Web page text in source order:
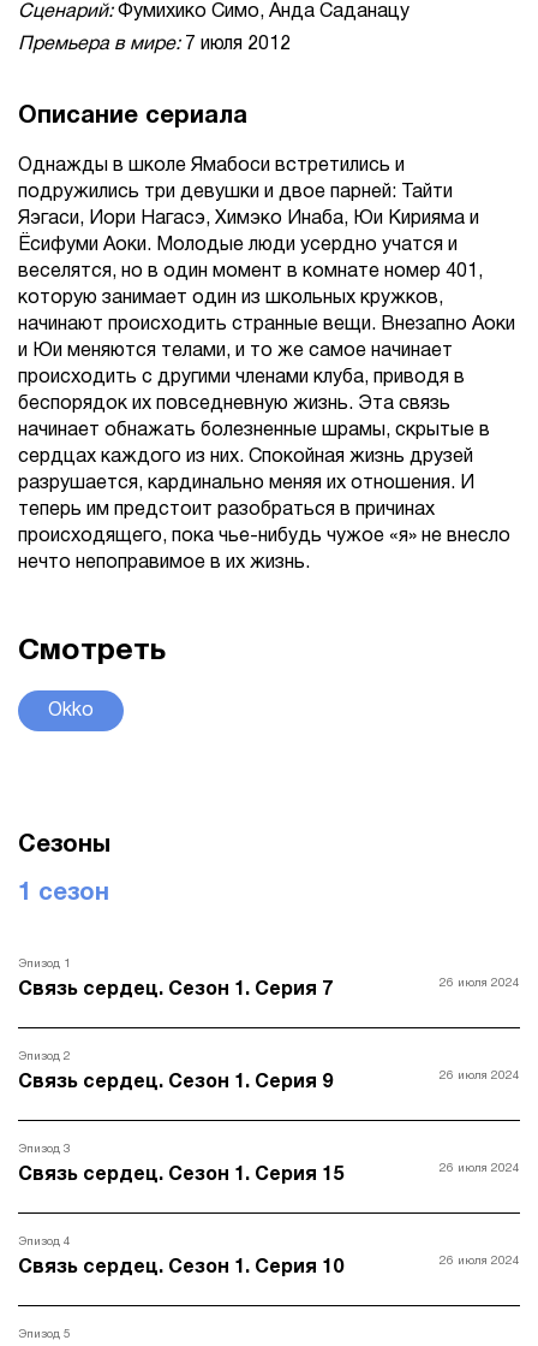
Сценарий:Фумихико Симо, Анда Саданацу
Премьера в мире:7 июля 2012
Описание сериала
Однажды в школе Ямабоси встретились и
подружились три девушки и двое парней: Тайти
Яэгаси, Иори Нагасэ, Химэко Инаба, Юи Кирияма и
Ёсифуми Аоки. Молодые люди усердно учатся и
веселятся, но в один момент в комнате номер 401,
которую занимает один из школьных кружков,
начинают происходить странные вещи. Внезапно Аоки
и Юи меняются телами, и то же самое начинает
происходить с другими членами клуба, приводя в
беспорядок их повседневную жизнь. Эта связь
начинает обнажать болезненные шрамы, скрытые в
сердцах каждого из них. Спокойная жизнь друзей
разрушается, кардинально меняя их отношения. И
теперь им предстоит разобраться в причинах
происходящего, пока чье-нибудь чужое «я» не внесло
нечто непоправимое в их жизнь.
Смотреть
Okko
Сезоны
1 сезон
Эпизод 1
Связь сердец. Сезон 1. Серия 7 26 июля 2024
Эпизод 2
Связь сердец. Сезон 1. Серия 9 26 июля 2024
Эпизод 3
Связь сердец. Сезон 1. Серия 15 26 июля 2024
Эпизод 4
Связь сердец. Сезон 1. Серия 10 26 июля 2024
Эпизод 5